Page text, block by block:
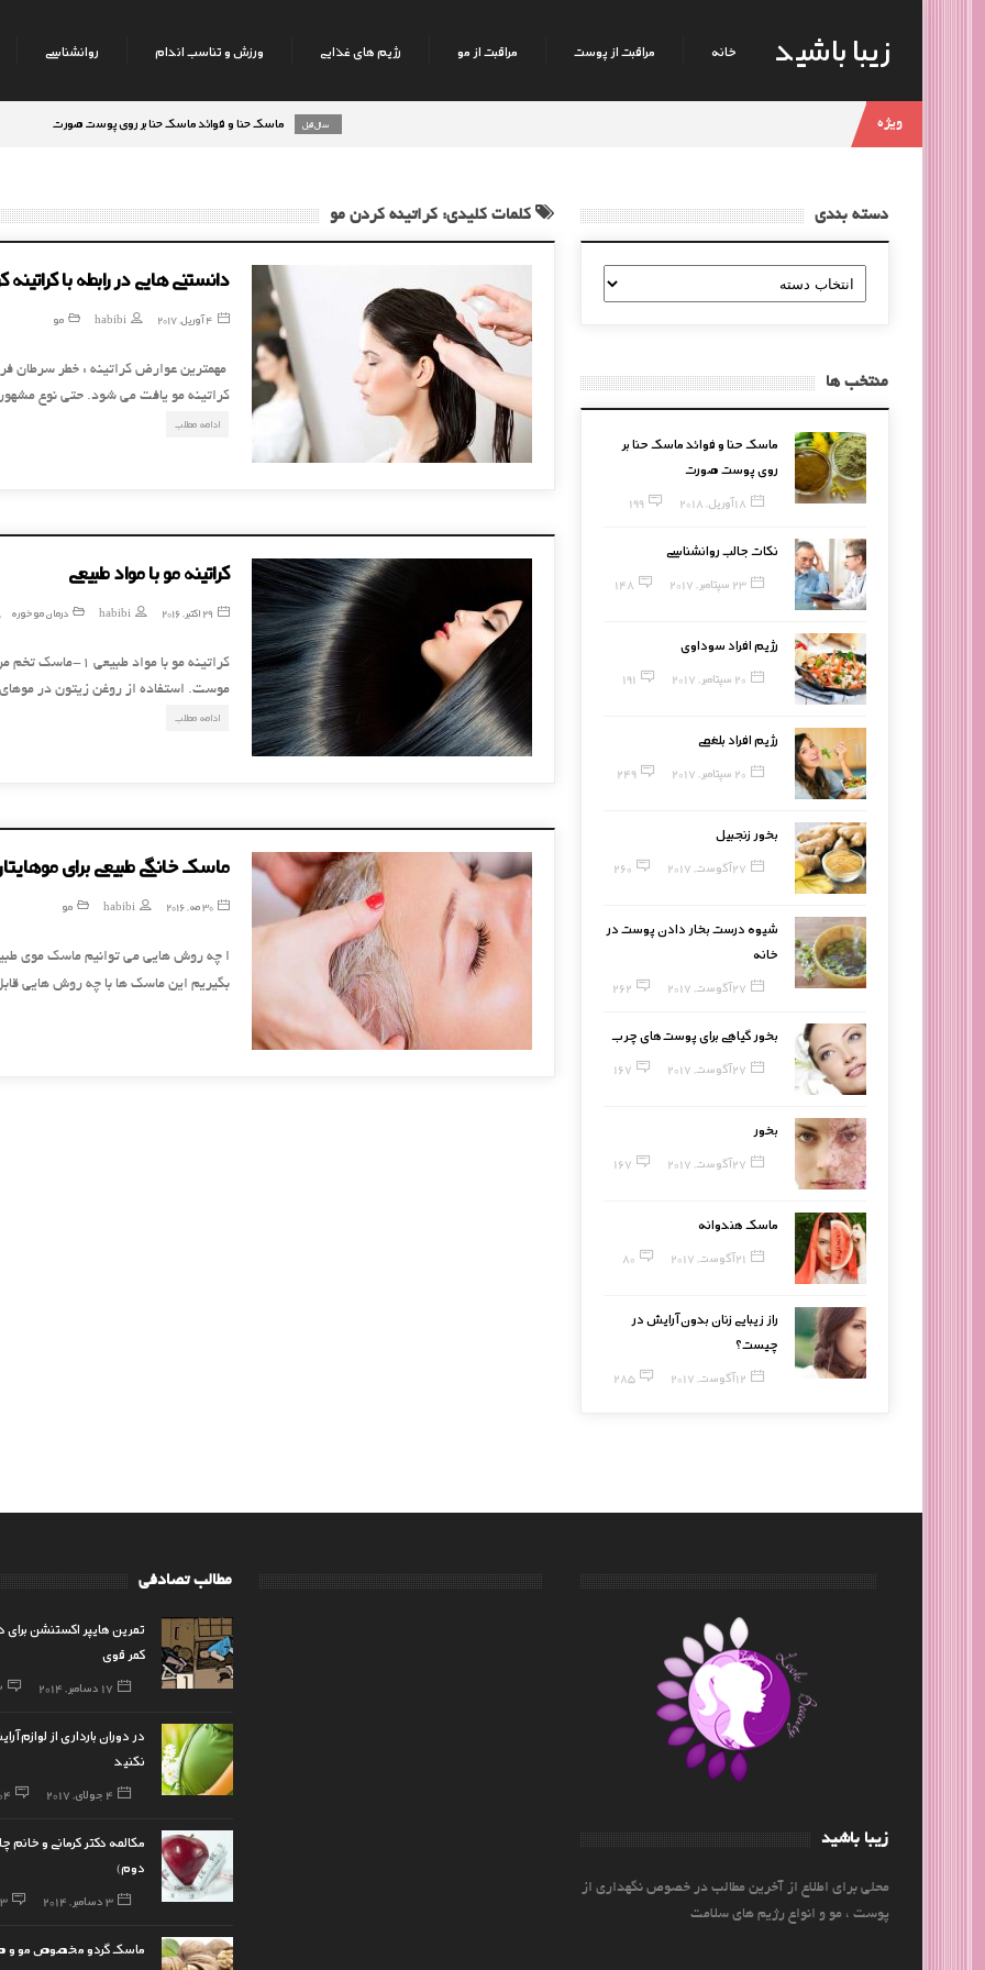
زیبا باشید خانه مراقبت از پوست مراقبت از مو رژیم های غذایی ورزش و تناسب اندام روانشناسی
ویژه ماسک حنا و فوائد ماسک حنا بر روی پوست صورت
کلمات کلیدی: کراتینه کردن مو
دانستنی هایی در رابطه با
4 آوریل, 2017 habibi مو
مهمترین عوارض کراتینه : خطر سرطان
کراتینه مو یافت می شود. حتی نوع
ادامه مطلب
کراتینه مو با مواد طبیعی
29 اکتبر, 2016 habibi درمان موخوره
کراتینه مو با
موست. استفاده از روغن زیتون در
ادامه مطلب
ماسک خانگی طبیعی برای
30 مه, 2016 habibi مو
ا چه روش هایی می توانیم ماسک موی
بگیریم این ماسک ها با چه روش هایی
دسته بندی
دسته
بندی
منتخب ها
ماسک حنا و فوائد ماسک حنا بر
روی پوست صورت
18 آوریل, 2018 199
نکات جالب روانشناسی
23 سپتامبر, 2017 148
رژیم افراد سوداوی
20 سپتامبر, 2017 191
رژیم افراد بلغمی
20 سپتامبر, 2017 249
بخور زنجبیل
27 آگوست, 2017 260
شیوه درست بخار دادن پوست در
خانه
27 آگوست, 2017 262
بخور گیاهی برای پوست‌های چرب
27 آگوست, 2017 167
بخور
27 آگوست, 2017 167
ماسک هندوانه
21 آگوست, 2017 80
راز زیبایی زنان بدون آرایش در
چیست؟
12 آگوست, 2017 285
مطالب تصادفی
تمرین هایپر اکستنشن
کمر قوی
17 دسامبر, 2014
در دوران بارداری از لوازم
نکنید
4 جولای, 2017
مکالمه دکتر کرمانی و
دوم)
3 دسامبر, 2014
ماسک گردو مخصوص مو و
زیبا باشید
محلی برای اطلاع از آخرین مطالب در خصوص نگهداری از
پوست ، مو و انواع رژیم های سلامت